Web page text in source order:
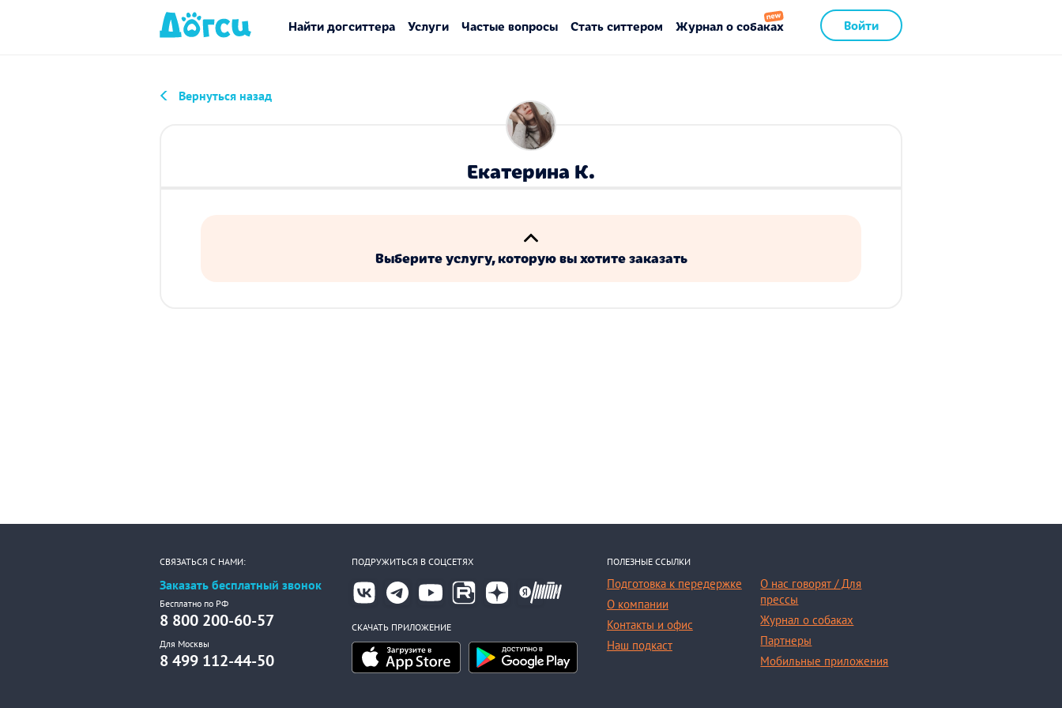
Войти
Найти догситтера Услуги Частые вопросы Стать ситтером Журнал о собаках
Вернуться назад
Екатерина К.
Выберите услугу, которую вы хотите заказать
СВЯЗАТЬСЯ С НАМИ:
Заказать бесплатный звонок
Бесплатно по РФ
8 800 200-60-57
Для Москвы
8 499 112-44-50
ПОДРУЖИТЬСЯ В СОЦСЕТЯХ
СКАЧАТЬ ПРИЛОЖЕНИЕ
ПОЛЕЗНЫЕ ССЫЛКИ
Подготовка к передержке
О компании
Контакты и офис
Наш подкаст
О нас говорят / Для
прессы
Журнал о собаках
Партнеры
Мобильные приложения